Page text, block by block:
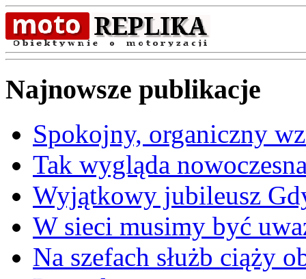
Najnowsze publikacje
Spokojny, organiczny
Tak wygląda
Wyjątkowy jubileusz
W sieci musimy być
Na szefach służb ciąży